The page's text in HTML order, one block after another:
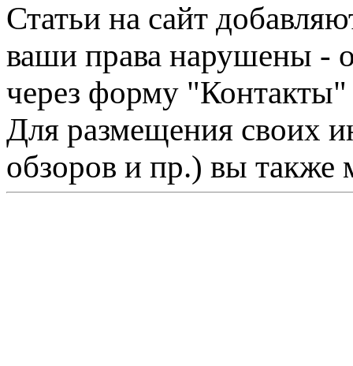
Статьи на сайт
ваши права нарушены -
через форму "Контакты"
Для размещения своих
обзоров и пр.) вы также